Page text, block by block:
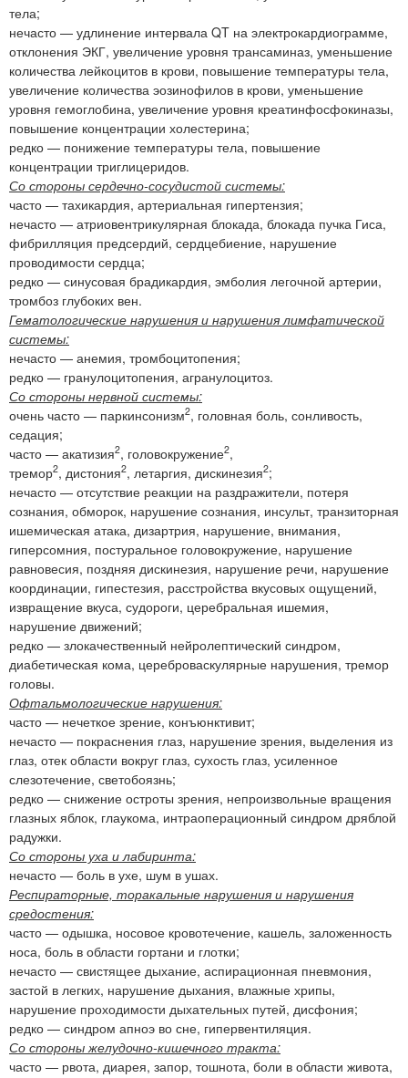
тела;
нечасто — удлинение интервала QT на электрокардиограмме,
отклонения ЭКГ, увеличение уровня трансаминаз, уменьшение
количества лейкоцитов в крови, повышение температуры тела,
увеличение количества эозинофилов в крови, уменьшение
уровня гемоглобина, увеличение уровня креатинфосфокиназы,
повышение концентрации холестерина;
редко — понижение температуры тела, повышение
концентрации триглицеридов.
Со стороны сердечно-сосудистой системы:
часто — тахикардия, артериальная гипертензия;
нечасто — атриовентрикулярная блокада, блокада пучка Гиса,
фибрилляция предсердий, сердцебиение, нарушение
проводимости сердца;
редко — синусовая брадикардия, эмболия легочной артерии,
тромбоз глубоких вен.
Гематологические нарушения и нарушения лимфатической
системы:
нечасто — анемия, тромбоцитопения;
редко — гранулоцитопения, агранулоцитоз.
Со стороны нервной системы:
очень часто — паркинсонизм2, головная боль, сонливость,
седация;
часто — акатизия2, головокружение2,
тремор2, дистония2, летаргия, дискинезия2;
нечасто — отсутствие реакции на раздражители, потеря
сознания, обморок, нарушение сознания, инсульт, транзиторная
ишемическая атака, дизартрия, нарушение, внимания,
гиперсомния, постуральное головокружение, нарушение
равновесия, поздняя дискинезия, нарушение речи, нарушение
координации, гипестезия, расстройства вкусовых ощущений,
извращение вкуса, судороги, церебральная ишемия,
нарушение движений;
редко — злокачественный нейролептический синдром,
диабетическая кома, цереброваскулярные нарушения, тремор
головы.
Офтальмологические нарушения:
часто — нечеткое зрение, конъюнктивит;
нечасто — покраснения глаз, нарушение зрения, выделения из
глаз, отек области вокруг глаз, сухость глаз, усиленное
слезотечение, светобоязнь;
редко — снижение остроты зрения, непроизвольные вращения
глазных яблок, глаукома, интраоперационный синдром дряблой
радужки.
Со стороны уха и лабиринта:
нечасто — боль в ухе, шум в ушах.
Респираторные, торакальные нарушения и нарушения
средостения:
часто — одышка, носовое кровотечение, кашель, заложенность
носа, боль в области гортани и глотки;
нечасто — свистящее дыхание, аспирационная пневмония,
застой в легких, нарушение дыхания, влажные хрипы,
нарушение проходимости дыхательных путей, дисфония;
редко — синдром апноэ во сне, гипервентиляция.
Со стороны желудочно-кишечного тракта:
часто — рвота, диарея, запор, тошнота, боли в области живота,